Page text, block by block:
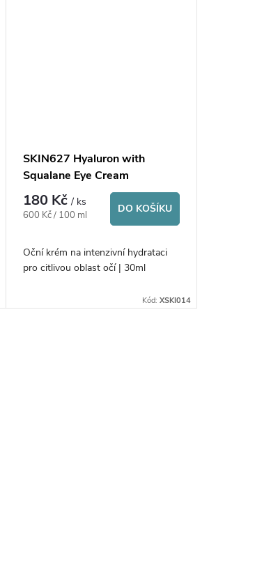
SKIN627 Hyaluron with
Squalane Eye Cream
180 Kč/ ks
Měrná
600 Kč / 100 ml
DO KOŠÍKU
Oční krém na intenzivní hydrataci
pro citlivou oblast očí | 30ml
Kód: XSKI014